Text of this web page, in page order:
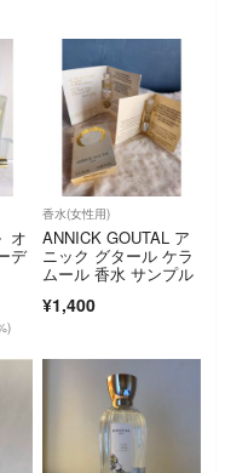
オ
デ
香水(女性用)
ANNICK GOUTAL ア
ニック グタール ケラ
ムール 香水 サンプル
¥1,400